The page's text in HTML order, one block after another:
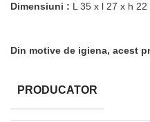
Dimensiuni : L 35 x l 27 x h 22
Din motive de igiena, acest
PRODUCATOR